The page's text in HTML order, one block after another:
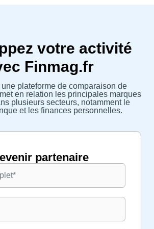
votre activité
Finmag.fr
une plateforme de comparaison de
en relation les principales marques
plusieurs secteurs, notamment le
et les finances personnelles.
partenaire